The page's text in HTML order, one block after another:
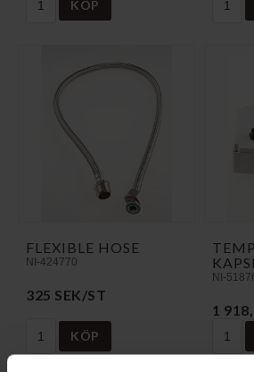
KÖP
FLEXIBLE HOSE
NI-424770
325 SEK/ST
KÖP
NI-
1